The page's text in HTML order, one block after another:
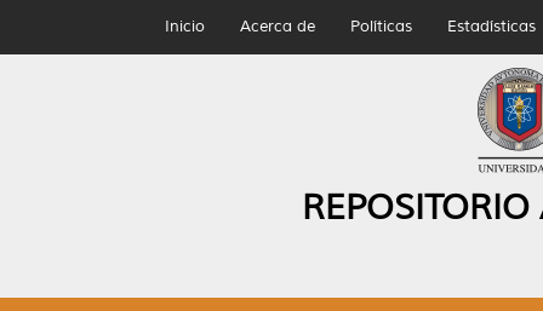
Inicio Acerca de Políticas Estadísticas